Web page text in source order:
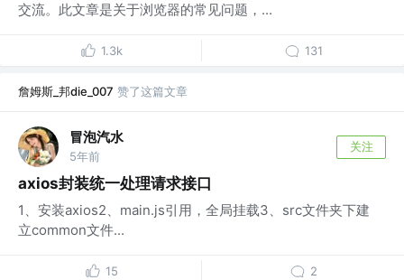
交流。此文章是关于浏览器的常见问题，...
1.3k 131
詹姆斯_邦die_007 赞了这篇文章
冒泡汽水
5年前
关注
axios封装统一处理请求接口
1、安装axios2、main.js引用，全局挂载3、src文件夹下建
立common文件...
15 2